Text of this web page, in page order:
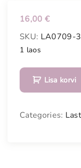
16,00 €
SKU: LA0709-
1 laos
Õ
e
Lisa korvi
Categories: